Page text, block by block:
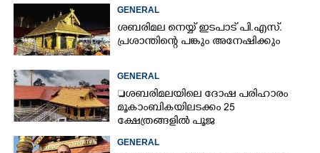
GENERAL
ശബരിമല നെയ്യ് ഇടപാട് പി.എസ്.
പ്രശാന്തിന്റെ പങ്കും അനേഷിക്കും
GENERAL
ശബരിമലയിലെ ദോഷ പരിഹാരം
മൂകാംബികയിലടക്കം 25
ക്ഷേത്രങ്ങളിൽ പൂജ
GENERAL